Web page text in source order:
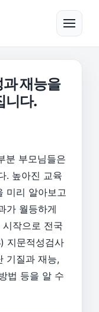
메뉴
재능을
니다.
분 부모님들은
. 높아진 교육
미리 알아보고
가 월등하게
작으로 전국
지문적성검사
기질과 재능,
법 등을 알 수